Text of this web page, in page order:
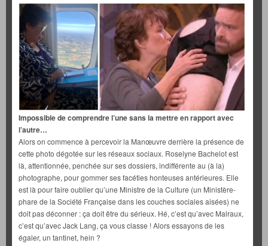
Impossible de comprendre l’une sans la mettre en rapport avec
l’autre…
Alors on commence à percevoir la Manœuvre derrière la présence de
cette photo dégotée sur les réseaux sociaux. Roselyne Bachelot est
là, attentionnée, penchée sur ses dossiers, indifférente au (à la)
photographe, pour gommer ses facéties honteuses antérieures. Elle
est là pour faire oublier qu’une Ministre de la Culture (un Ministère-
phare de la Société Française dans les couches sociales aisées) ne
doit pas déconner : ça doit être du sérieux. Hé, c’est qu’avec Malraux,
c’est qu’avec Jack Lang, ça vous classe ! Alors essayons de les
égaler, un tantinet, hein ?